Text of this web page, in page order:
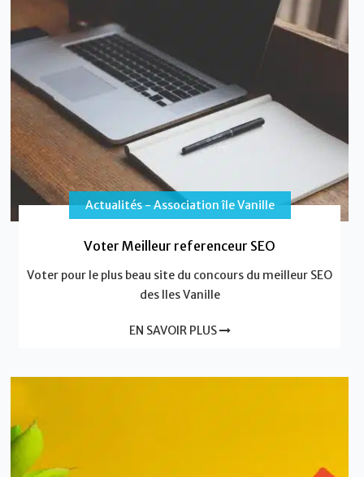
Actualités - Association île Vanille
Voter Meilleur referenceur SEO
Voter pour le plus beau site du concours du meilleur SEO
des Iles Vanille
EN SAVOIR PLUS